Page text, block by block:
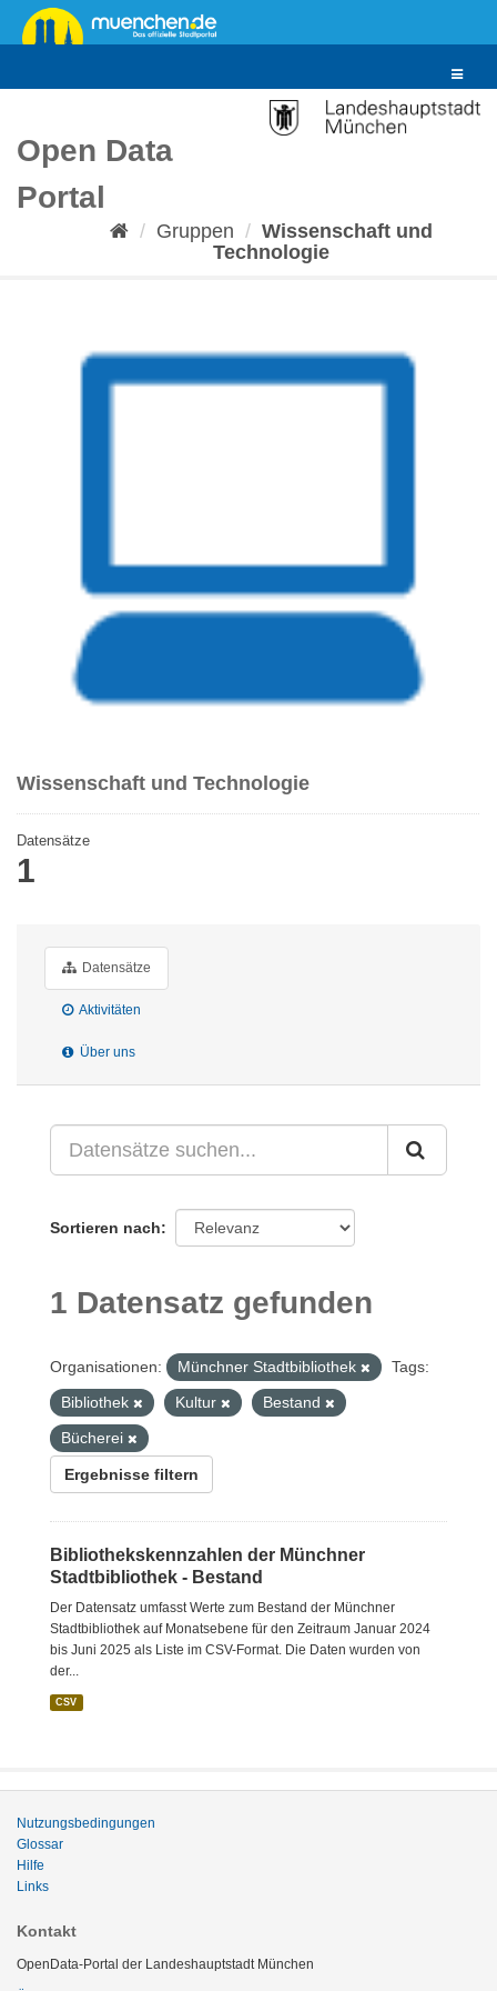
Überspringen
zum
Toggle
Open Data
Portal
Gruppen
Wissenschaft und
Technologie
Wissenschaft und Technologie
Datensätze
1
Datensätze
Aktivitäten
Über uns
Sortieren nach
1 Datensatz gefunden
Organisationen: Münchner Stadtbibliothek
Tags:
Bibliothek
Kultur
Bestand
Bücherei
Ergebnisse filtern
Bibliothekskennzahlen der Münchner
Stadtbibliothek - Bestand
Der Datensatz umfasst Werte zum Bestand der Münchner
Stadtbibliothek auf Monatsebene für den Zeitraum Januar 2024
bis Juni 2025 als Liste im CSV-Format. Die Daten wurden von
der...
CSV
Nutzungsbedingungen
Glossar
Hilfe
Links
Kontakt
OpenData-Portal der Landeshauptstadt München